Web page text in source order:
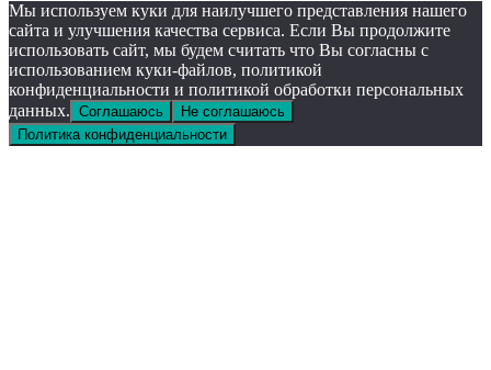
Мы используем куки для наилучшего представления нашего
сайта и улучшения качества сервиса. Если Вы продолжите
использовать сайт, мы будем считать что Вы согласны с
использованием куки-файлов, политикой
конфиденциальности и политикой обработки персональных
данных. Соглашаюсь
Не соглашаюсь
Политика конфиденциальности